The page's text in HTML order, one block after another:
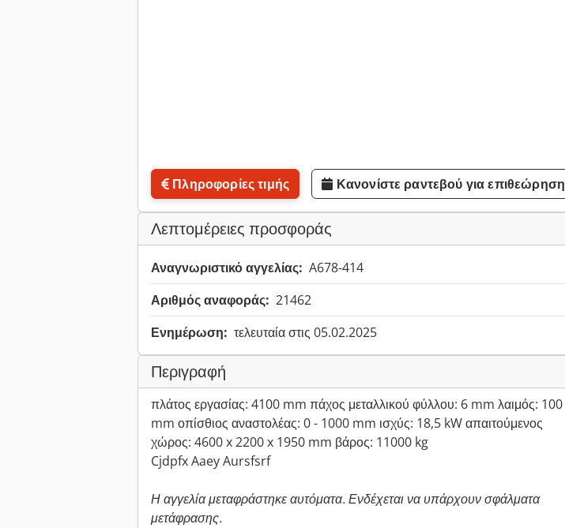
Πληροφορίες τιμής Κανονίστε ραντεβού για επιθεώρηση
Λεπτομέρειες προσφοράς
Αναγνωριστικό αγγελίας: A678-414
Αριθμός αναφοράς: 21462
Ενημέρωση: τελευταία στις 05.02.2025
Περιγραφή
πλάτος εργασίας: 4100 mm πάχος μεταλλικού φύλλου: 6 mm λαιμός: 100
mm οπίσθιος αναστολέας: 0 - 1000 mm ισχύς: 18,5 kW απαιτούμενος
χώρος: 4600 x 2200 x 1950 mm βάρος: 11000 kg
Cjdpfx Aaey Aursfsrf
Η αγγελία μεταφράστηκε αυτόματα. Ενδέχεται να υπάρχουν σφάλματα
μετάφρασης.